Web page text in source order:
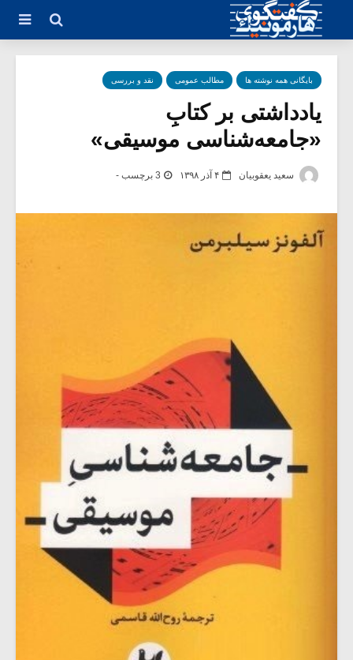
بایگانی همه نوشته ها مطالب عمومی نقد و بررسی
یادداشتی بر کتابِ
«جامعه‌شناسی موسیقی»
سعید یعقوبیان ۴ آذر ۱۳۹۸ 3 برچسب -